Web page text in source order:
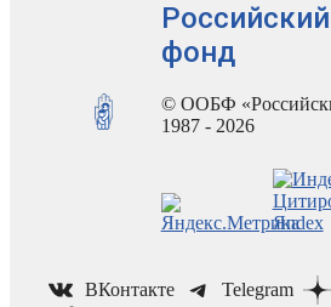
фонд
© ООБФ
1987 - 2026
ВКонтакте Telegram